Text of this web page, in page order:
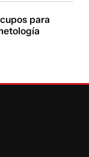
para